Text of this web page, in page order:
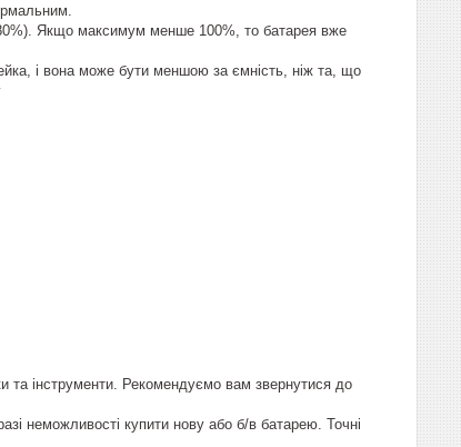
Якщо максимум менше 100%, то батарея вже
і вона може бути меншою за ємність, ніж та, що
та інструменти. Рекомендуємо вам звернутися до
неможливості купити нову або б/в батарею. Точні